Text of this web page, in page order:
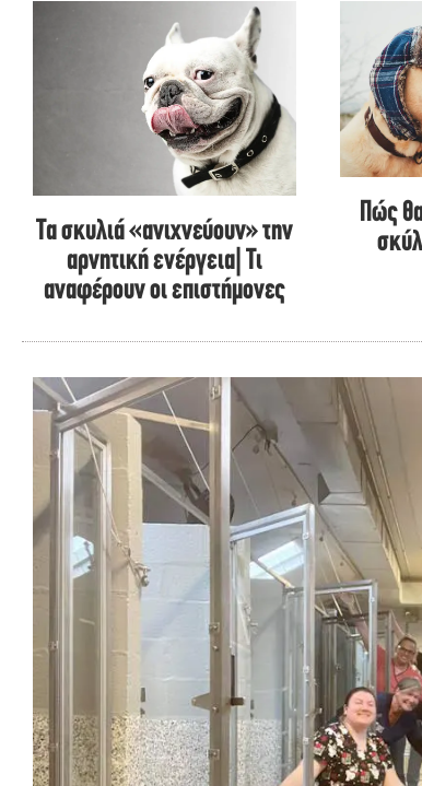
Τα σκυλιά «ανιχνεύουν» την
αρνητική ενέργεια| Τι
αναφέρουν οι επιστήμονες
Πώς